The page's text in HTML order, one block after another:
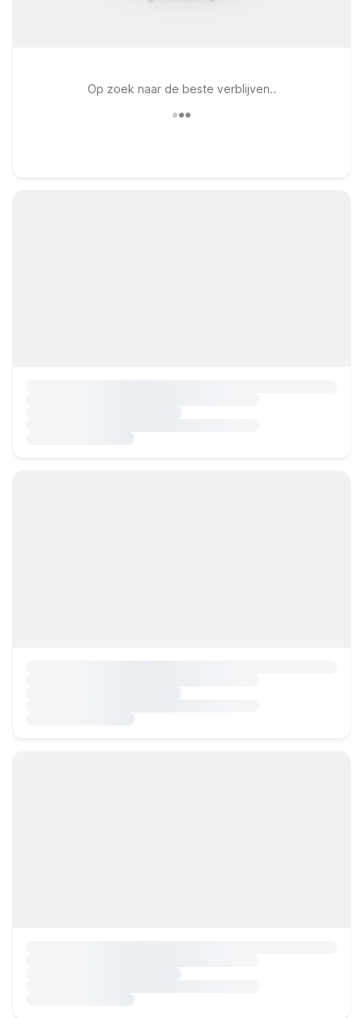
Op zoek naar de beste verblijven..